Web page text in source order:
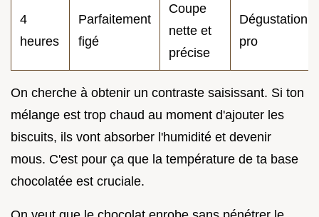
4
heures
Parfaitement
figé
Coupe
nette et
précise
Dégustation
pro
On cherche à obtenir un contraste saisissant. Si ton
mélange est trop chaud au moment d'ajouter les
biscuits, ils vont absorber l'humidité et devenir
mous. C'est pour ça que la température de ta base
chocolatée est cruciale.